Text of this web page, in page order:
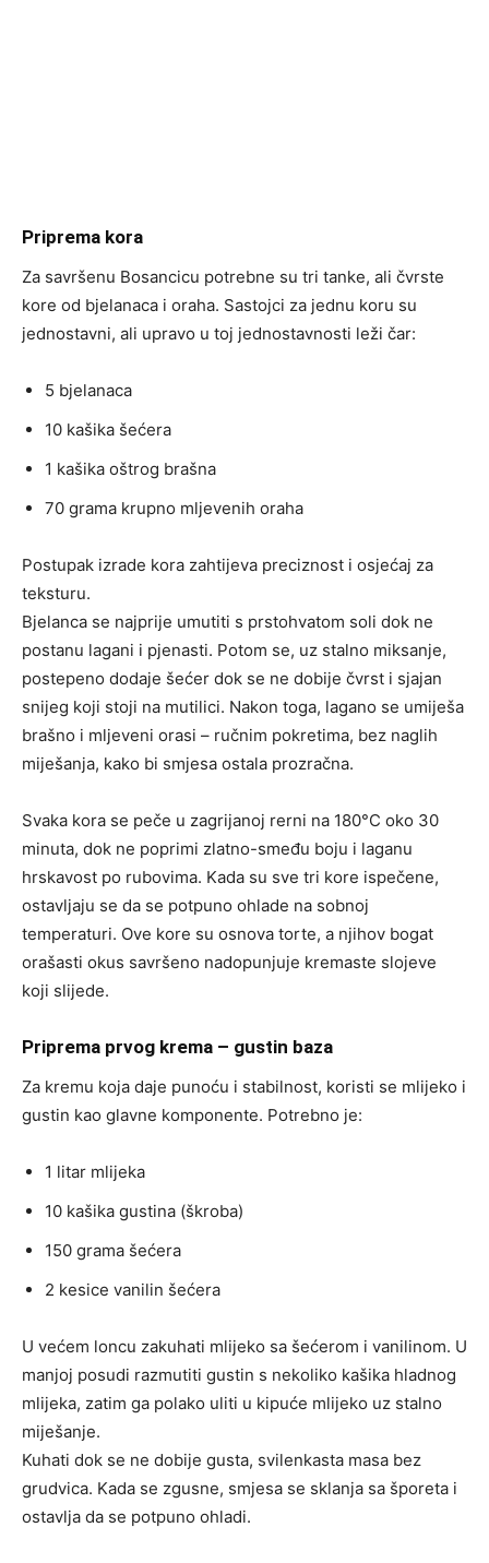
Priprema kora
Za savršenu Bosancicu potrebne su tri tanke, ali čvrste
kore od bjelanaca i oraha. Sastojci za jednu koru su
jednostavni, ali upravo u toj jednostavnosti leži čar:
5 bjelanaca
10 kašika šećera
1 kašika oštrog brašna
70 grama krupno mljevenih oraha
Postupak izrade kora zahtijeva preciznost i osjećaj za
teksturu.
Bjelanca se najprije umutiti s prstohvatom soli dok ne
postanu lagani i pjenasti. Potom se, uz stalno miksanje,
postepeno dodaje šećer dok se ne dobije čvrst i sjajan
snijeg koji stoji na mutilici. Nakon toga, lagano se umiješa
brašno i mljeveni orasi – ručnim pokretima, bez naglih
miješanja, kako bi smjesa ostala prozračna.
Svaka kora se peče u zagrijanoj rerni na 180°C oko 30
minuta, dok ne poprimi zlatno-smeđu boju i laganu
hrskavost po rubovima. Kada su sve tri kore ispečene,
ostavljaju se da se potpuno ohlade na sobnoj
temperaturi. Ove kore su osnova torte, a njihov bogat
orašasti okus savršeno nadopunjuje kremaste slojeve
koji slijede.
Priprema prvog krema – gustin baza
Za kremu koja daje punoću i stabilnost, koristi se mlijeko i
gustin kao glavne komponente. Potrebno je:
1 litar mlijeka
10 kašika gustina (škroba)
150 grama šećera
2 kesice vanilin šećera
U većem loncu zakuhati mlijeko sa šećerom i vanilinom. U
manjoj posudi razmutiti gustin s nekoliko kašika hladnog
mlijeka, zatim ga polako uliti u kipuće mlijeko uz stalno
miješanje.
Kuhati dok se ne dobije gusta, svilenkasta masa bez
grudvica. Kada se zgusne, smjesa se sklanja sa šporeta i
ostavlja da se potpuno ohladi.